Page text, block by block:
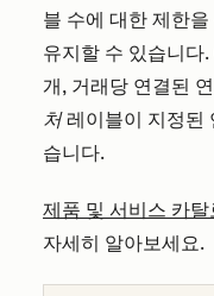
블 수에 대한 제한
유지할 수 있습니다
개, 거래당 연결된
처레이블이 지정된
습니다.
제품 및 서비스 카
자세히 알아보세요.